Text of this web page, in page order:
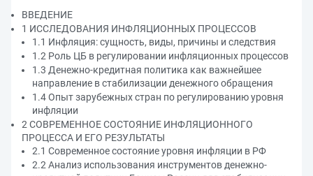
ВВЕДЕНИЕ
1 ИССЛЕДОВАНИЯ ИНФЛЯЦИОННЫХ ПРОЦЕССОВ
1.1 Инфляция: сущность, виды, причины и следствия
1.2 Роль ЦБ в регулировании инфляционных процессов
1.3 Денежно-кредитная политика как важнейшее
направление в стабилизации денежного обращения
1.4 Опыт зарубежных стран по регулированию уровня
инфляции
2 СОВРЕМЕННОЕ СОСТОЯНИЕ ИНФЛЯЦИОННОГО
ПРОЦЕССА И ЕГО РЕЗУЛЬТАТЫ
2.1 Современное состояние уровня инфляции в РФ
2.2 Анализ использования инструментов денежно-